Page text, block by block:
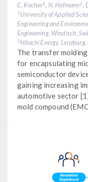
C. Kocher1 , N. Hofmann1 ,
1 University of Applied
Engineering and
Engineering, Windisch,
2Hitachi Energy,
The transfer
for encapsulating
semiconductor
gaining increasing
automotive sector
mold compound